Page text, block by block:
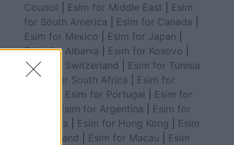
Council
Esim for Middle East
Esim
for South America
Esim for Canada
Esim for Mexico
Esim for Japan
Esim for Albania
Esim for Kosovo
Esim for Switzerland
Esim for Tunisia
|
Esim for South Africa
Esim for
Esim for Portugal
Esim for
Esim for Argentina
Esim for
Colombia
Esim for Hong Kong
Esim
for Thailand
Esim for Macau
Esim